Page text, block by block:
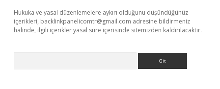
Hukuka ve yasal düzenlemelere aykırı olduğunu düşündüğünüz
içerikleri, backlinkpanelicomtr@gmail.com adresine bildirmeniz
halinde, ilgili içerikler yasal süre içerisinde sitemizden kaldırılacaktır.